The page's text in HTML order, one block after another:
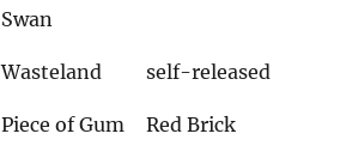
Swan
Wasteland self-released
Piece of Gum Red Brick